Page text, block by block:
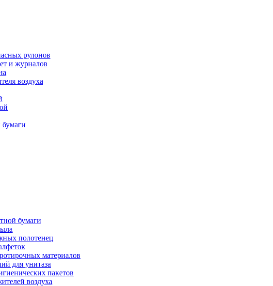
рулонов
и журналов
воздуха
бумаги
бумаги
полотенец
материалов
для унитаза
пакетов
воздуха